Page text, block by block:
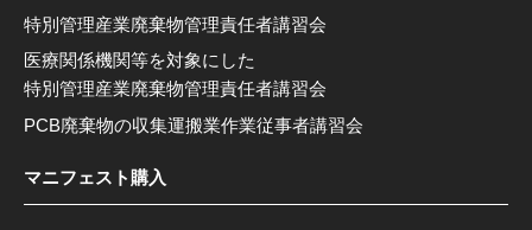
特別管理産業廃棄物管理責任者講習会
医療関係機関等を対象にした
特別管理産業廃棄物管理責任者講習会
PCB廃棄物の収集運搬業作業従事者講習会
マニフェスト購入